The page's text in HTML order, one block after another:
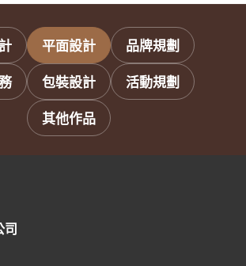
平面設計
品牌規劃
包裝設計
活動規劃
其他作品
司